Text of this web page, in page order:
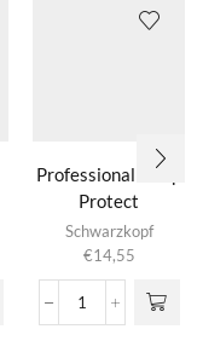
Professional Scalp
Protect
Schwarzkopf
€14,55
Professional